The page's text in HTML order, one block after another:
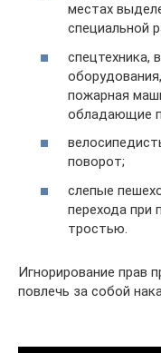
местах
специальной
спецтехника,
пожарная
обладающие
поворот;
слепые
перехода при
тростью.
Игнорирование прав
повлечь за собой